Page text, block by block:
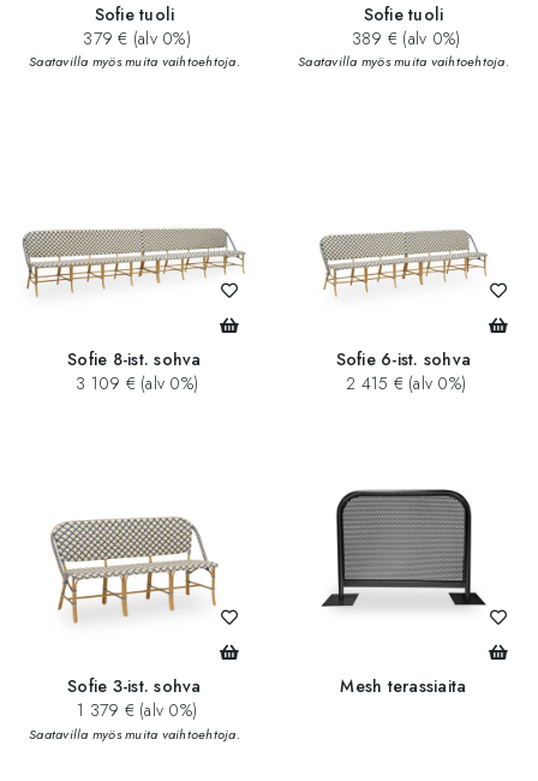
Sofie tuoli
379 € (alv 0%)
Saatavilla myös muita vaihtoehtoja.
Sofie tuoli
389 € (alv 0%)
Saatavilla myös muita vaihtoehtoja.
Sofie 8-ist. sohva
3 109 € (alv 0%)
Sofie 6-ist. sohva
2 415 € (alv 0%)
Sofie 3-ist. sohva
1 379 € (alv 0%)
Saatavilla myös muita vaihtoehtoja.
Mesh terassiaita